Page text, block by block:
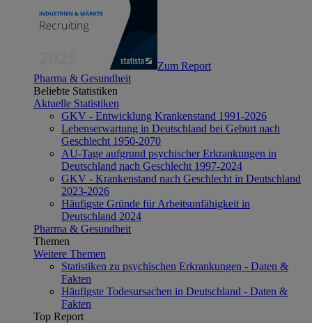
Zum Report
Pharma & Gesundheit
Beliebte Statistiken
Aktuelle Statistiken
GKV - Entwicklung Krankenstand 1991-2026
Lebenserwartung in Deutschland bei Geburt nach
Geschlecht 1950-2070
AU-Tage aufgrund psychischer Erkrankungen in
Deutschland nach Geschlecht 1997-2024
GKV - Krankenstand nach Geschlecht in Deutschland
2023-2026
Häufigste Gründe für Arbeitsunfähigkeit in
Deutschland 2024
Pharma & Gesundheit
Themen
Weitere Themen
Statistiken zu psychischen Erkrankungen - Daten &
Fakten
Häufigste Todesursachen in Deutschland - Daten &
Fakten
Top Report